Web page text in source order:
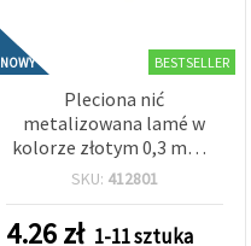
NOWY BESTSELLER
Pleciona nić
metalizowana lamé w
kolorze złotym 0,3 mm –
elegancki sznurek
ok. 30 m rolka
SKU: 412801
4.26zł 1-11 sztuka